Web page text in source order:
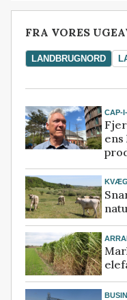
FRA VORES
LANDBRUGNORD
CAP-
KVÆG